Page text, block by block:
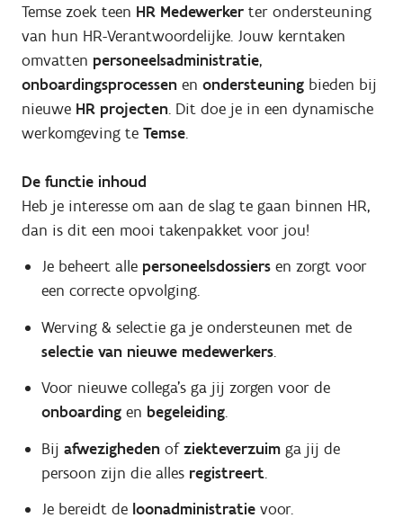
Temse zoek teen HR Medewerker ter ondersteuning
van hun HR-Verantwoordelijke. Jouw kerntaken
omvatten personeelsadministratie,
onboardingsprocessen en ondersteuning bieden bij
nieuwe HR projecten. Dit doe je in een dynamische
werkomgeving te Temse.
De functie inhoud
Heb je interesse om aan de slag te gaan binnen HR,
dan is dit een mooi takenpakket voor jou!
Je beheert alle personeelsdossiers en zorgt voor
een correcte opvolging.
Werving & selectie ga je ondersteunen met de
selectie van nieuwe medewerkers.
Voor nieuwe collega's ga jij zorgen voor de
onboardingen begeleiding.
Bij afwezigheden ofziekteverzuim ga jij de
persoon zijn die alles registreert.
Je bereidt de loonadministratie voor.